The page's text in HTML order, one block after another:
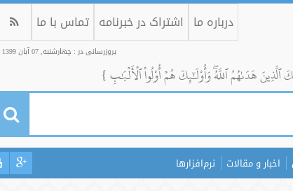
درباره ما اشتراک در خبرنامه تماس با ما
بروزرسانی در : چهارشنبه, 07 آبان 1399
هَدَىٰهُمُ ٱللَّهُۖ وَأُوْلَٰٓئِكَ هُمۡ أُوْلُواْ ٱلۡأَلۡبَٰبِ }
اخبار و مقالات نرم‌افزارها